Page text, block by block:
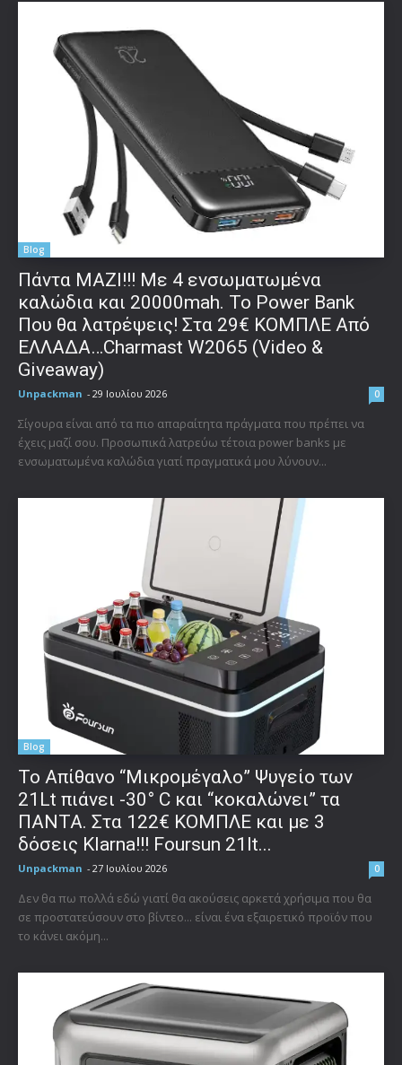
Blog
Πάντα ΜΑΖΙ!!! Με 4 ενσωματωμένα
καλώδια και 20000mah. Το Power Bank
Που θα λατρέψεις! Στα 29€ ΚΟΜΠΛΕ Από
ΕΛΛΑΔΑ…Charmast W2065 (Video &
Giveaway)
Unpackman - 29 Ιουλίου 2026 0
Σίγουρα είναι από τα πιο απαραίτητα πράγματα που πρέπει να
έχεις μαζί σου. Προσωπικά λατρεύω τέτοια power banks με
ενσωματωμένα καλώδια γιατί πραγματικά μου λύνουν...
Blog
Το Απίθανο “Μικρομέγαλο” Ψυγείο των
21Lt πιάνει -30° C και “κοκαλώνει” τα
ΠΑΝΤΑ. Στα 122€ ΚΟΜΠΛΕ και με 3
δόσεις Klarna!!! Foursun 21lt...
Unpackman - 27 Ιουλίου 2026 0
Δεν θα πω πολλά εδώ γιατί θα ακούσεις αρκετά χρήσιμα που θα
σε προστατεύσουν στο βίντεο... είναι ένα εξαιρετικό προϊόν που
το κάνει ακόμη...